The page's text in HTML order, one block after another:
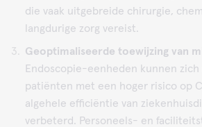
die vaak uitgebreide chirurgie,
langdurige zorg vereist.
Geoptimaliseerde toewijzing van
Endoscopie-eenheden kunnen
patiënten met een hoger risico op
algehele efficiëntie van
verbeterd. Personeels- en